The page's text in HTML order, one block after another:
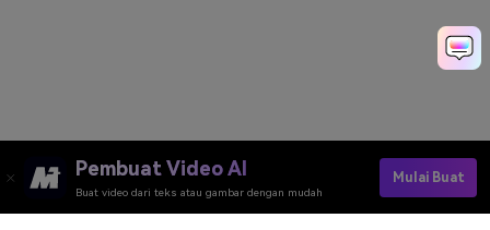
Pembuat Video AI
Buat video dari teks atau gambar dengan mudah
Mulai Buat